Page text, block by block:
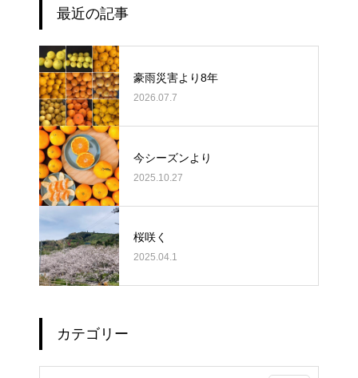
最近の記事
豪雨災害より8年
2026.07.7
今シーズンより
2025.10.27
桜咲く
2025.04.1
カテゴリー